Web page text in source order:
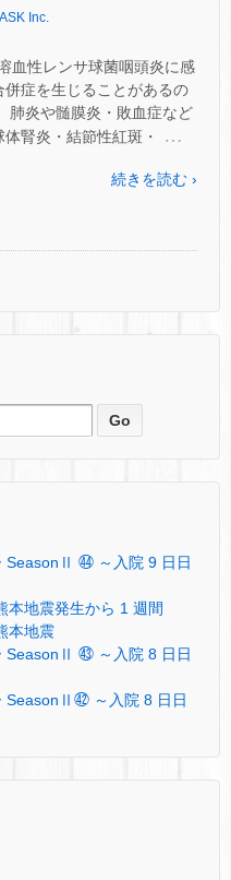
ASK Inc.
血性レンサ球菌咽頭炎に感
症を生じることがあるの
肺炎や髄膜炎・敗血症など
腎炎・結節性紅斑・
…
続きを読む ›
SeasonⅡ ㊹ ～入院 9 日日
本地震発生から 1 週間
本地震
SeasonⅡ ㊸ ～入院 8 日日
SeasonⅡ㊷ ～入院 8 日日